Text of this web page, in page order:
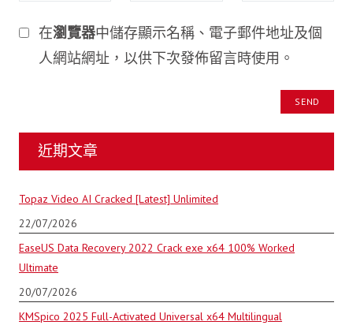
在瀏覽器中儲存顯示名稱、電子郵件地址及個
人網站網址，以供下次發佈留言時使用。
近期文章
Topaz Video AI Cracked [Latest] Unlimited
22/07/2026
EaseUS Data Recovery 2022 Crack exe x64 100% Worked
Ultimate
20/07/2026
KMSpico 2025 Full-Activated Universal x64 Multilingual